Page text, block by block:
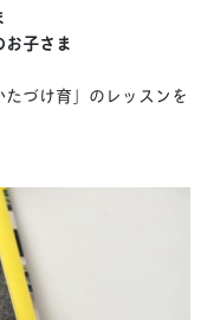
子さま
たづけ育」のレッスンを